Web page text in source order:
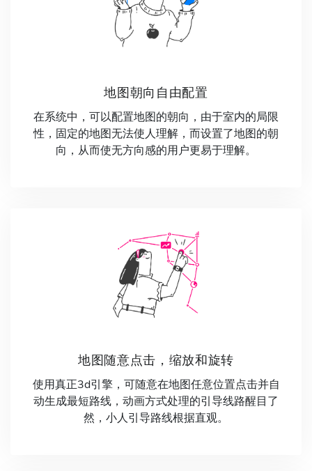
地图朝向自由配置
在系统中，可以配置地图的朝向，由于室内的局限
性，固定的地图无法使人理解，而设置了地图的朝
向，从而使无方向感的用户更易于理解。
地图随意点击，缩放和旋转
使用真正3d引擎，可随意在地图任意位置点击并自
动生成最短路线，动画方式处理的引导线路醒目了
然，小人引导路线根据直观。